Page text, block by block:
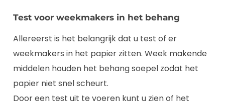
Test voor weekmakers in het behang
Allereerst is het belangrijk dat u test of er
weekmakers in het papier zitten. Week makende
middelen houden het behang soepel zodat het
papier niet snel scheurt.
Door een test uit te voeren kunt u zien of het